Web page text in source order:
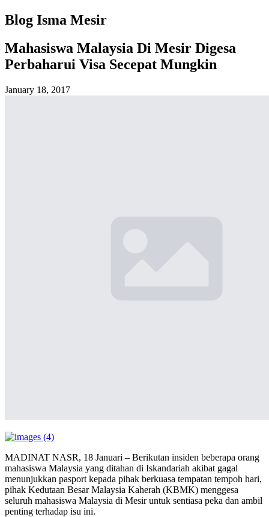
Blog Isma Mesir
Mahasiswa Malaysia Di Mesir Digesa
Perbaharui Visa Secepat Mungkin
January 18, 2017
MADINAT NASR, 18 Januari – Berikutan insiden beberapa orang
mahasiswa Malaysia yang ditahan di Iskandariah akibat gagal
menunjukkan pasport kepada pihak berkuasa tempatan tempoh hari,
pihak Kedutaan Besar Malaysia Kaherah (KBMK) menggesa
seluruh mahasiswa Malaysia di Mesir untuk sentiasa peka dan ambil
penting terhadap isu ini.